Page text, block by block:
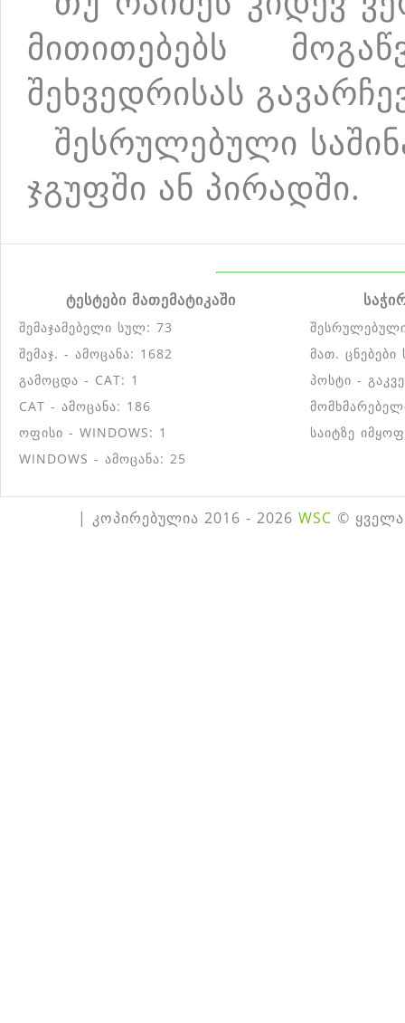
მითითებებს
შეხვედრისას
შესრულებული
ჯგუფში ან პირადში.
ტესტები მათემატიკაში
შემაჯამებელი სულ: 73
შემაჯ. - ამოცანა: 1682
გამოცდა - CAT: 1
CAT - ამოცანა: 186
ოფისი - WINDOWS: 1
WINDOWS - ამოცანა: 25
მათ.
პოსტი -
საიტზე
| კოპირებულია 2016 - 2026 WSC ©